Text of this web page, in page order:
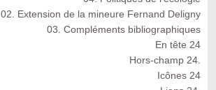
02. Extension de la mineure Fernand Deligny
03. Compléments bibliographiques
En tête 24
Hors-champ 24.
Icônes 24